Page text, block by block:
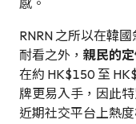
感。
RNRN 之所以在韓
耐看之外， 親民的
在約 HK$150 至
牌更易入手，因此
近期社交平台上熱